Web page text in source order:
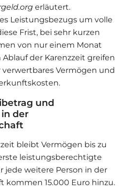
erläutert.
Leistungsbezugs um volle
Frist, bei sehr kurzen
von nur einem Monat
der Karenzzeit greifen
verwertbares Vermögen und
und
der
bleibt Vermögen bis zu
leistungsberechtigte
jede weitere Person in der
kommen 15.000 Euro hinzu.